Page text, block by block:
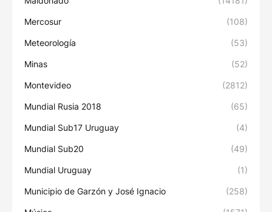
Mercosur (108)
Meteorología (53)
Minas (52)
Montevideo (2812)
Mundial Rusia 2018 (65)
Mundial Sub17 Uruguay (4)
Mundial Sub20 (49)
Mundial Uruguay (1)
Municipio de Garzón y José Ignacio (258)